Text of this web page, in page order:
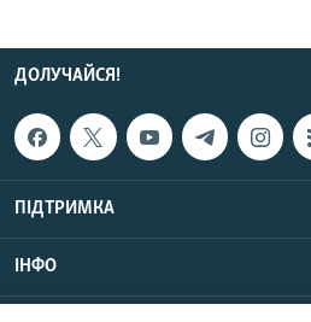
ДОЛУЧАЙСЯ!
ПІДТРИМКА
ІНФО